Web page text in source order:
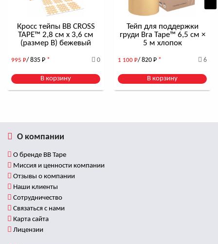
видами аппликаций в каждой упаковке.
послепродажная поддержка
Подробнее о тейпировании лица и самых
распространенных ошибках при выборе тейпов читайте в
статье«ОСТОРОЖНО, БЛОГЕРЫ! ГЛАВНЫЕ МИФЫ
О ТЕЙПАХ ДЛЯ ЛИЦА»
Приглашаем Вас на БЕСПЛАТНЫЕ мастер-классы по
тейпированию, которые проходят как в режиме ONLINE-
трансляции, так и в формате личного присутствия!
Кросс тейпы BB CROSS
TAPE™ 2,8 см x 3,6 см
(размер B) бежевый
995 Р/ 835 Р * 0
В корзину
Тейп для поддержки
груди Bra Tape™ 6,5 см ×
5 м хлопок
1 100 Р/ 820 Р * 6
В корзину
О компании
О бренде BB Tape
Миссия и ценности компании
Отзывы о компании
Наши клиенты
Сотрудничество
Связаться с нами
Карта сайта
Лицензии